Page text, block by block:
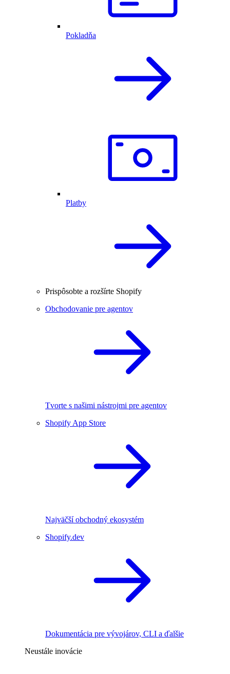
Pokladňa
Platby
Prispôsobte a rozšírte Shopify
Obchodovanie pre agentov
Tvorte s našimi nástrojmi pre agentov
Shopify App Store
Najväčší obchodný ekosystém
Shopify.dev
Dokumentácia pre vývojárov, CLI a ďalšie
Neustále inovácie